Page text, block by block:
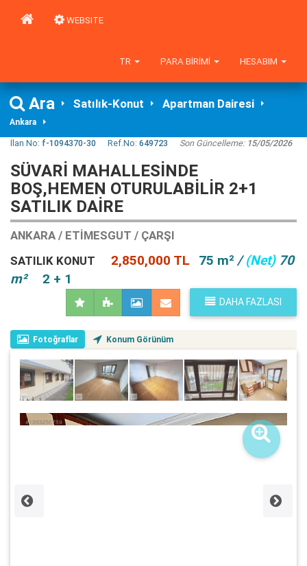
WEBSITE
HESABIM
PARA BIRIMI
TR
Ara Satılık-Konut Apartman Dairesi
Ankara
İlan No: f-1094370-30 Ref.No: 649723 Son Güncelleme: 15/05/2026
SÜVARİ MAHALLESİNDE
BOŞ,HEMEN OTURULABİLİR 2+1
SATILIK DAİRE
ANKARA / ETIMESGUT / ÇARŞI
SATILIK KONUT
2,850,000 TL 75 m² /(Net)70
m²
2 + 1
DAHA FAZLASI
Fotoğraflar Konum Görünüm